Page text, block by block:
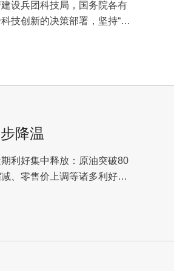
设兵团科技局，国务院各有
技创新的决策部署，坚持“四
降温
利好集中释放：原油突破80
、零售价上调等诸多利好政